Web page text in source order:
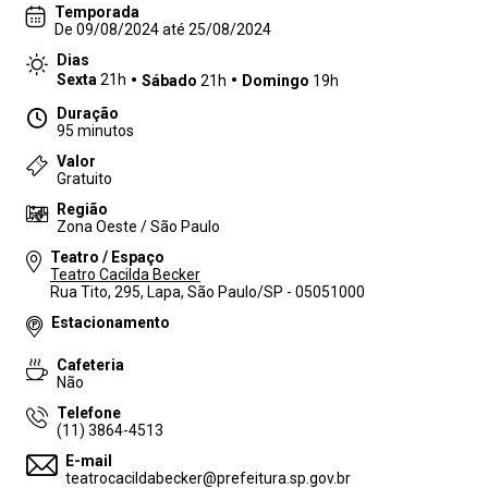
Temporada
De 09/08/2024 até 25/08/2024
Dias
Sexta 21h Sábado 21h Domingo 19h
Duração
95 minutos
Valor
Gratuito
Região
Zona Oeste / São Paulo
Teatro / Espaço
Teatro Cacilda Becker
Rua Tito, 295, Lapa, São Paulo/SP - 05051000
Estacionamento
Cafeteria
Não
Telefone
(11) 3864-4513
E-mail
teatrocacildabecker@prefeitura.sp.gov.br